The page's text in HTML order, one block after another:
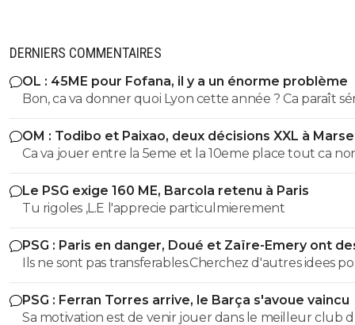
DERNIERS COMMENTAIRES
OL : 45ME pour Fofana, il y a un énorme problème
Bon, ca va donner quoi Lyon cette année ? Ca paraît
et rigoureux en tout cas...autre chose que nos amis du
OM : Todibo et Paixao, deux décisions XXL à
Ca va jouer entre la 5eme et la 10eme place tout ca
😂😂😂
Le PSG exige 160 ME, Barcola retenu à Paris
Tu rigoles ,L.E l'apprecie particulmierement
PSG : Paris en danger, Doué et Zaïre-Emery ont
offres
Ils ne sont pas transferables.Cherchez d'autres idees
articles pourris
PSG : Ferran Torres arrive, le Barça s'avoue vaincu
Sa motivation est de venir jouer dans le meilleur club